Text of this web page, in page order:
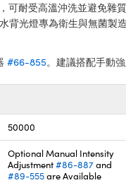
可耐受高溫沖洗並避免雜
背光燈專為衛生與無菌製
#66-855。建議搭配手動
50000
Optional Manual Intensity
Adjustment#86-887and
#89-555are Available